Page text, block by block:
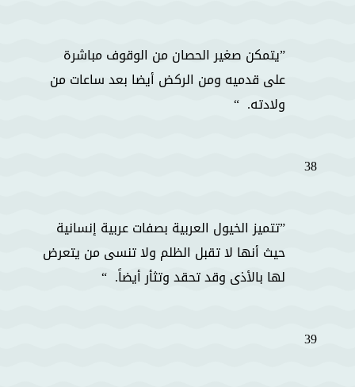
يتمكن صغير الحصان من الوقوف مباشرة
على قدميه ومن الركض أيضا بعد ساعات من
ولادته.
38
تتميز الخيول العربية بصفات عربية إنسانية
حيث أنها لا تقبل الظلم ولا تنسى من يتعرض
لها بالأذى وقد تحقد وتثأر أيضاً.
39